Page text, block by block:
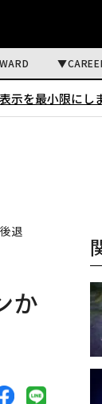
示を最小限にし
退
か